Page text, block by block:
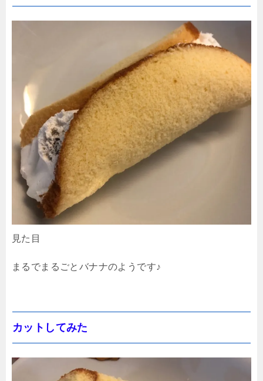
見た目
まるでまるごとバナナのようです♪
カットしてみた